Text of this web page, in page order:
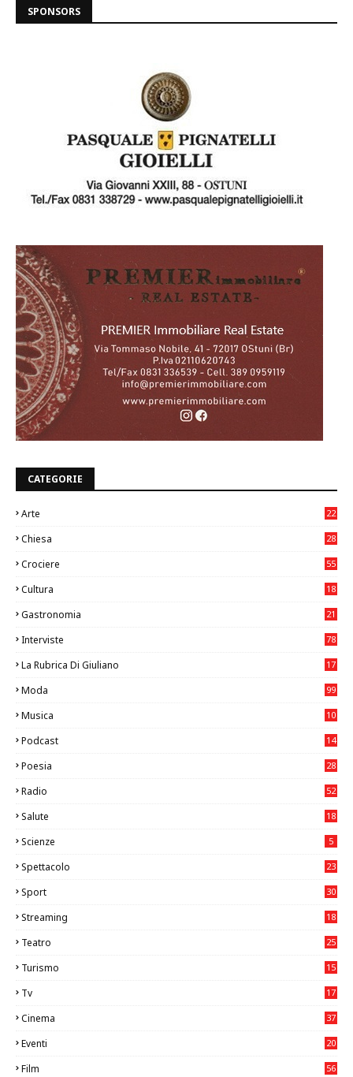
SPONSORS
CATEGORIE
Arte
22
Chiesa
28
Crociere 55
Cultura
18
Gastronomia
21
Interviste 78
La Rubrica Di Giuliano
17
Moda 99
Musica
10
Podcast 14
Poesia 28
Radio 52
Salute
18
Scienze 5
Spettacolo 23
Sport
30
Streaming 18
Teatro
25
Turismo
15
Tv
17
Cinema
37
Eventi
20
Film
56